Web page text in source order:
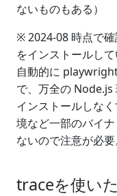
ないものもある）
※ 2024-08 時点で
をインストールし
自動的に
で、万全の
インストールしな
境など一部のバイ
ないので注意が必要
traceを使い